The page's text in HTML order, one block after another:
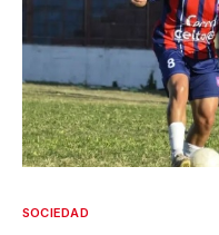
SOCIEDAD